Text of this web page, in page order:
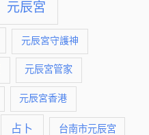
元辰宮
元辰宮守護神
元辰宮管家
元辰宮香港
占卜 台南市元辰宮